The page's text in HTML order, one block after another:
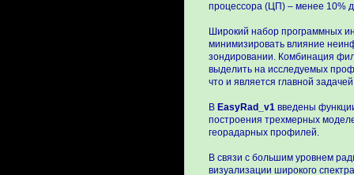
процессора (ЦП) – менее 10%
Широкий набор программных
минимизировать влияние
зондировании. Комбинация
выделить на исследуемых
что и является главной
В EasyRad_v1введены
построения трехмерных
георадарных профилей.
В связи с большим уровнем
визуализации широкого